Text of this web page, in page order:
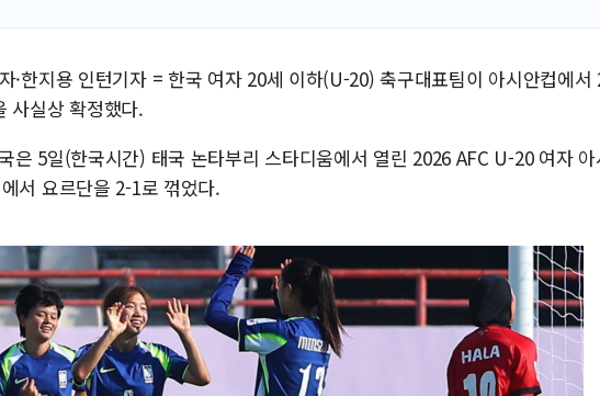
·한지용 인턴기자 = 한국 여자 20세 이하(U-20) 축구대표팀이 아시안컵에서
사실상 확정했다.
은 5일(한국시간) 태국 논타부리 스타디움에서 열린 2026 AFC U-20 여자 아
서 요르단을 2-1로 꺾었다.